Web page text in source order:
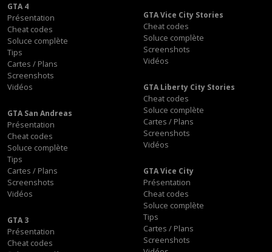
GTA 4
Présentation
Cheat codes
Soluce complète
Tips
Cartes / Plans
Screenshots
Vidéos
GTA Vice City Stories
Cheat codes
Soluce complète
Screenshots
Vidéos
GTA Liberty City Stories
Cheat codes
Soluce complète
Cartes / Plans
Screenshots
Vidéos
GTA San Andreas
Présentation
Cheat codes
Soluce complète
Tips
Cartes / Plans
Screenshots
Vidéos
GTA Vice City
Présentation
Cheat codes
Soluce complète
Tips
Cartes / Plans
Screenshots
GTA 3
Présentation
Cheat codes